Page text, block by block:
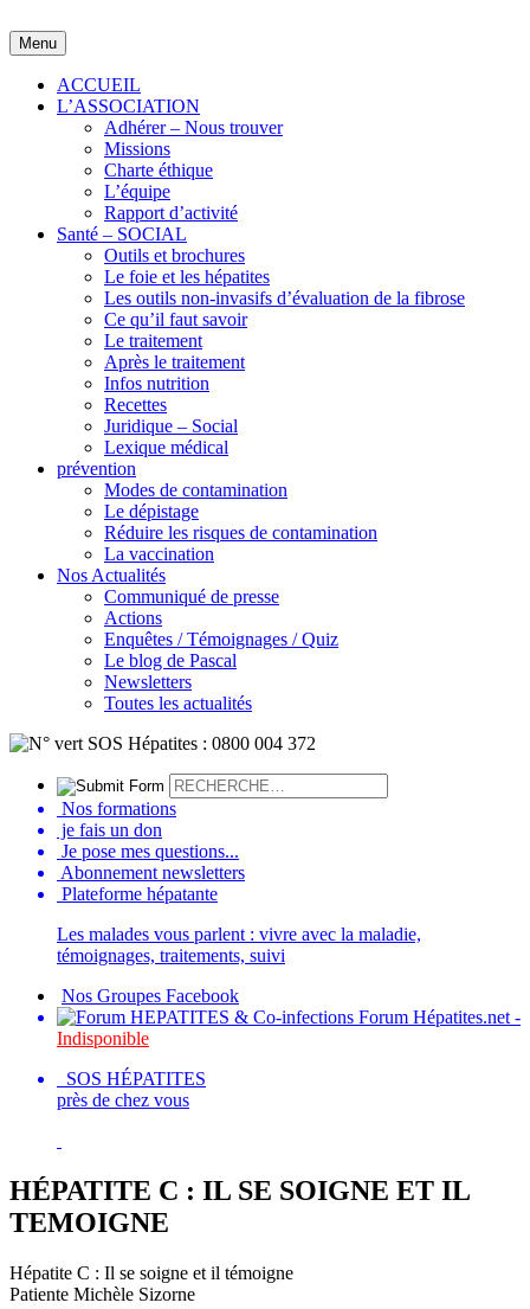
to
content
Menu
ACCUEIL
L’ASSOCIATION
Adhérer – Nous trouver
Missions
Charte éthique
L’équipe
Rapport d’activité
Santé – SOCIAL
Outils et brochures
Le foie et les hépatites
Les outils non-invasifs d’évaluation de la fibrose
Ce qu’il faut savoir
Le traitement
Après le traitement
Infos nutrition
Recettes
Juridique – Social
Lexique médical
prévention
Modes de contamination
Le dépistage
Réduire les risques de contamination
La vaccination
Nos Actualités
Communiqué de presse
Actions
Enquêtes / Témoignages / Quiz
Le blog de Pascal
Newsletters
Toutes les actualités
Nos formations
je fais un don
Je pose mes questions...
Abonnement newsletters
Plateforme hépatante
Les malades vous parlent : vivre avec la maladie,
témoignages, traitements, suivi
Nos Groupes Facebook
Forum Hépatites.net -
Indisponible
SOS HÉPATITES
près de chez vous
HÉPATITE C : IL SE SOIGNE ET IL
TEMOIGNE
Hépatite C : Il se soigne et il témoigne
Patiente Michèle Sizorne